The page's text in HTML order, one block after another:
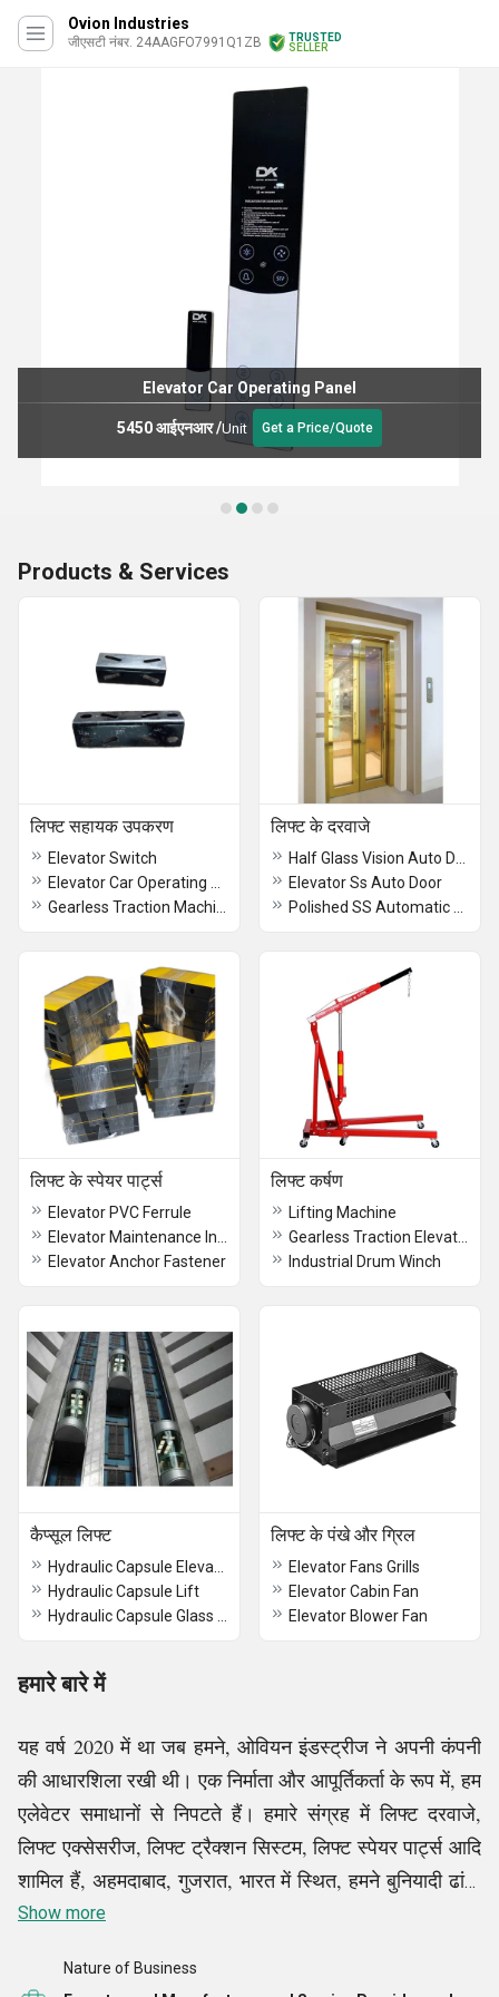
Ovion Industries
जीएसटी नंबर. 24AAGFO7991Q1ZB
TRUSTED
SELLER
Elevator Car Operating Panel
5450 आईएनआर/Unit Get a Price/Quote
Products & Services
लिफ्ट सहायक उपकरण
Elevator Switch
लिफ्ट के दरवाजे
Elevator Ss Auto Door
लिफ्ट के स्पेयर पार्ट्स
Elevator PVC Ferrule
Elevator Anchor Fastener
लिफ्ट कर्षण
Lifting Machine
Industrial Drum Winch
कैप्सूल लिफ्ट
Hydraulic Capsule Lift
लिफ्ट के पंखे और ग्रिल
Elevator Fans Grills
Elevator Cabin Fan
Elevator Blower Fan
हमारे बारे में
यह वर्ष 2020 में था जब हमने, ओवियन इंडस्ट्रीज ने अपनी कंपनी
की आधारशिला रखी थी। एक निर्माता और आपूर्तिकर्ता के रूप में, हम
एलेवेटर समाधानों से निपटते हैं। हमारे संग्रह में लिफ्ट दरवाजे,
लिफ्ट एक्सेसरीज, लिफ्ट ट्रैक्शन सिस्टम, लिफ्ट स्पेयर पार्ट्स आदि
शामिल हैं, अहमदाबाद, गुजरात, भारत में स्थित, हमने बुनियादी ढांचा
विकसित किया है जो इसके संचालन में मजबूत और कुशल रहा है और
करता है। हम ग्राहकों की आवश्यकताओं को पूरा करने के लिए
Show more
Nature of Business